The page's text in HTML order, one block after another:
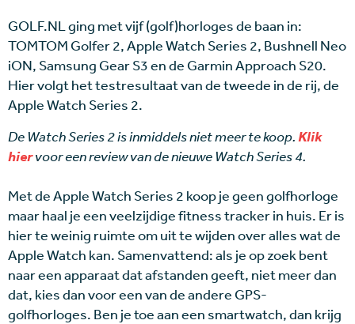
GOLF.NL ging met vijf (golf)horloges de baan in:
TOMTOM Golfer 2, Apple Watch Series 2, Bushnell Neo
iON, Samsung Gear S3 en de Garmin Approach S20.
Hier volgt het testresultaat van de tweede in de rij, de
Apple Watch Series 2.
De Watch Series 2 is inmiddels niet meer te koop. Klik
hiervoor een review van de nieuwe Watch Series 4.
Met de Apple Watch Series 2 koop je geen golfhorloge
maar haal je een veelzijdige fitness tracker in huis. Er is
hier te weinig ruimte om uit te wijden over alles wat de
Apple Watch kan. Samenvattend: als je op zoek bent
naar een apparaat dat afstanden geeft, niet meer dan
dat, kies dan voor een van de andere GPS-
golfhorloges. Ben je toe aan een smartwatch, dan krijg